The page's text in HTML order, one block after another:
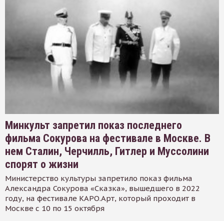
Минкульт запретил показ последнего
фильма Сокурова на фестивале в Москве. В
нем Сталин, Черчилль, Гитлер и Муссолини
спорят о жизни
Министерство культуры запретило показ фильма
Александра Сокурова «Сказка», вышедшего в 2022
году, на фестивале КАРО.Арт, который проходит в
Москве с 10 по 15 октября